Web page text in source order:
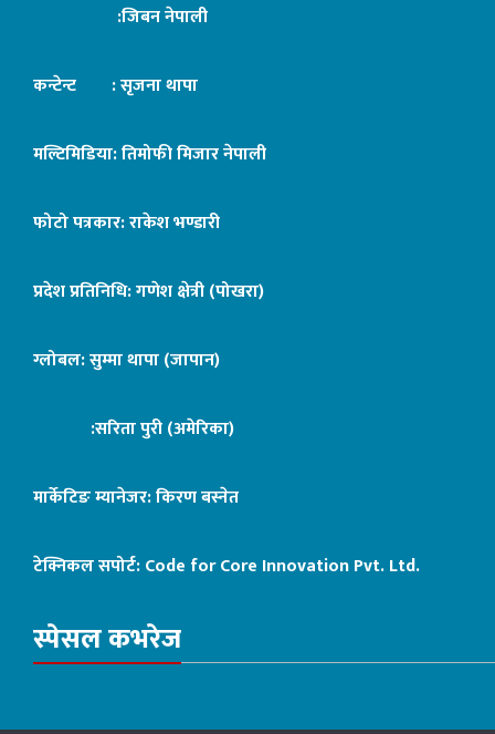
:जिबन नेपाली
कन्टेन्ट : सृजना थापा
मल्टिमिडिया: तिमोफी मिजार नेपाली
फोटो पत्रकार: राकेश भण्डारी
प्रदेश प्रतिनिधि: गणेश क्षेत्री (पोखरा)
ग्लोबल: सुम्मा थापा (जापान)
:सरिता पुरी (अमेरिका)
मार्केटिङ म्यानेजर: किरण बस्नेत
टेक्निकल सपोर्ट:Code for Core Innovation Pvt. Ltd.
स्पेसल कभरेज